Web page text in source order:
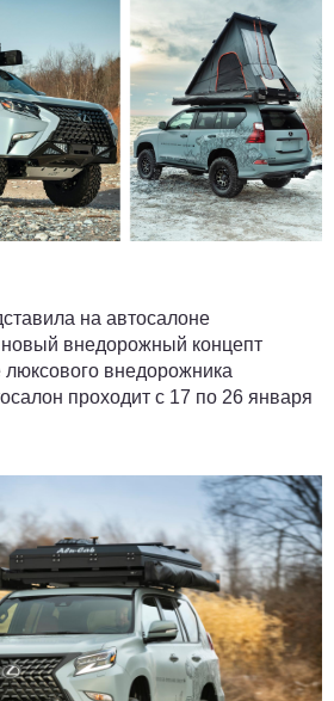
на автосалоне
внедорожный концепт
внедорожника
проходит с 17 по 26 января